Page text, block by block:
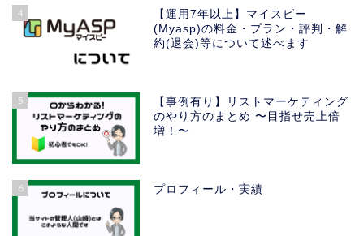
4
【運用7年以上】マイスピー
(Myasp)の料金・プラン・評判・解
約(退会)等について述べます
5
【事例有り】リストマーケティング
のやり方のまとめ 〜目指せ売上倍
増！〜
6 プロフィール・実績